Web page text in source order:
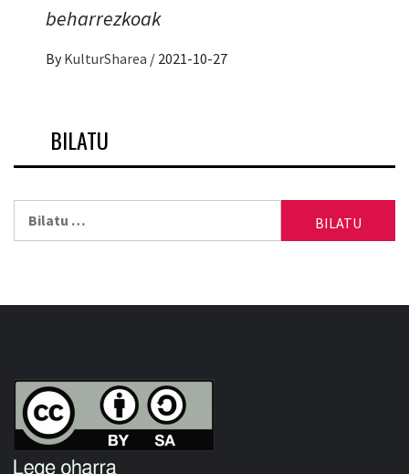
beharrezkoak
By KulturSharea / 2021-10-27
BILATU